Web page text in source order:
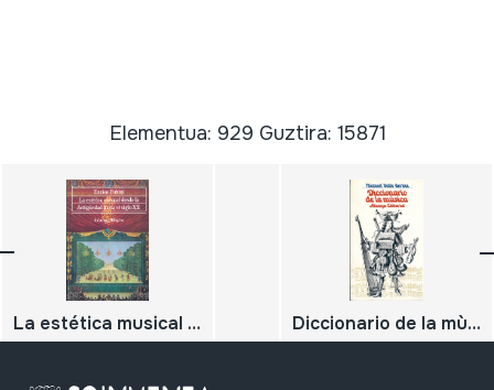
Elementua: 929 Guztira: 15871
La estética musical desde la antigüedad hasta el siglo XX Diccionario de la mùsica;